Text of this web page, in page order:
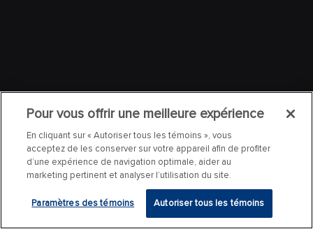
Pour vous offrir une meilleure expérience
En cliquant sur « Autoriser tous les témoins », vous
acceptez de les conserver sur votre appareil afin de profiter
d’une expérience de navigation optimale, aider au
marketing pertinent et analyser l’utilisation du site.
Paramètres des témoins Autoriser tous les témoins